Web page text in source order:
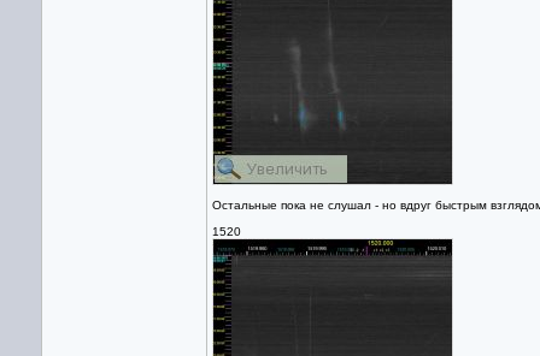
Остальные пока не слушал - но вдруг быстрым
1520